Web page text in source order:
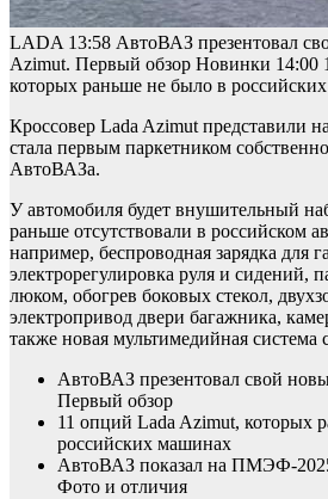
LADA 13:58 АвтоВАЗ презентовал
Azimut. Первый обзор Новинки 14:00
которых раньше не было в
Кроссовер Lada Azimut
стала первым паркетником
АвтоВАЗа.
У автомобиля будет внушительный
раньше отсутствовали в российском
например, беспроводная зарядка для
электрорегулировка руля и сидений,
люком, обогрев боковых стекол,
электропривод двери багажника,
также новая мультимедийная система
АвтоВАЗ презентовал свой
Первый обзор
11 опций Lada Azimut, которых
российских машинах
АвтоВАЗ показал на ПМЭФ-
Фото и отличия